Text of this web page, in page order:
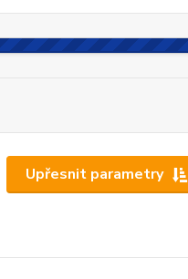
Upřesnit parametry